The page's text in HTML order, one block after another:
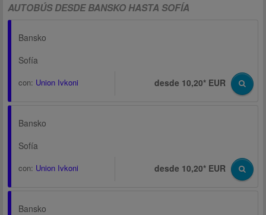
AUTOBÚS DESDE BANSKO HASTA SOFÍA
Bansko
Sofía
con: Union Ivkoni desde 10,20* EUR
Bansko
Sofía
con: Union Ivkoni desde 10,20* EUR
Bansko